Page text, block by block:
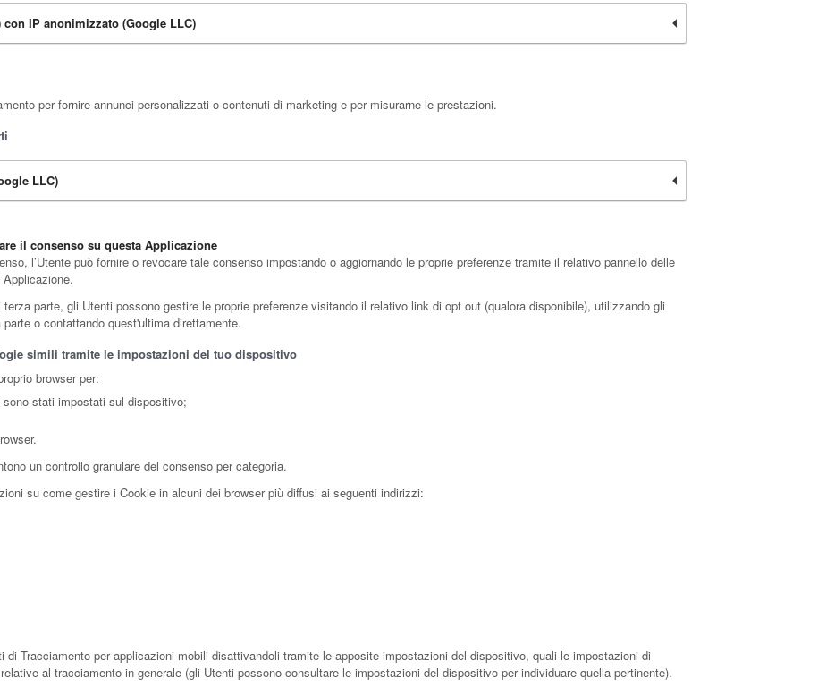
IP anonimizzato (Google LLC)
per fornire annunci personalizzati o contenuti di marketing e per misurarne le prestazioni.
LLC)
il consenso su questa Applicazione
l’Utente può fornire o revocare tale consenso impostando o aggiornando le proprie preferenze tramite il relativo pannello delle
parte, gli Utenti possono gestire le proprie preferenze visitando il relativo link di opt out (qualora disponibile), utilizzando gli
o contattando quest'ultima direttamente.
simili tramite le impostazioni del tuo dispositivo
browser per:
stati impostati sul dispositivo;
un controllo granulare del consenso per categoria.
su come gestire i Cookie in alcuni dei browser più diffusi ai seguenti indirizzi:
Tracciamento per applicazioni mobili disattivandoli tramite le apposite impostazioni del dispositivo, quali le impostazioni di
al tracciamento in generale (gli Utenti possono consultare le impostazioni del dispositivo per individuare quella pertinente).